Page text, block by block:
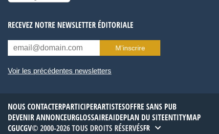
RECEVEZ NOTRE NEWSLETTER ÉDITORIALE
M’inscrire
Voir les précédentes newsletters
NOUS CONTACTERPARTICIPERARTISTESOFFRE SANS PUB
DEVENIR ANNONCEURGLOSSAIREAIDEPLAN DU SITEENTITYMAP
CGUCGV© 2000-2026 TOUS DROITS RÉSERVÉSFR